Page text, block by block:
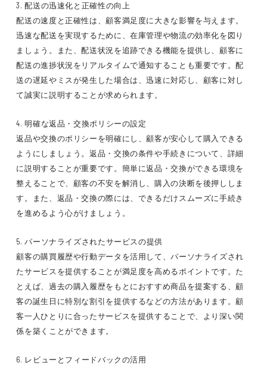
3. 配送の迅速化と正確性の向上
配送の速度と正確性は、顧客満足度に大きな影響を与えます。
迅速な配送を実現するために、在庫管理や物流の効率化を図り
ましょう。また、配送状況を追跡できる機能を提供し、顧客に
配送の進捗状況をリアルタイムで通知することも重要です。配
送の遅延やミスが発生した場合は、迅速に対応し、顧客に対し
て誠実に説明することが求められます。
4. 明確な返品・交換ポリシーの設定
返品や交換のポリシーを明確にし、顧客が安心して購入できる
ようにしましょう。返品・交換の条件や手続きについて、詳細
に説明することが重要です。簡単に返品・交換ができる環境を
整えることで、顧客の不安を解消し、購入の決断を後押ししま
す。また、返品・交換の際には、できるだけスムーズに手続き
を進めるよう心がけましょう。
5. パーソナライズされたサービスの提供
顧客の購買履歴や行動データを活用して、パーソナライズされ
たサービスを提供することが満足度を高めるポイントです。た
とえば、過去の購入履歴をもとにおすすめ商品を提案する、顧
客の誕生日に特別な割引を提供するなどの方法があります。顧
客一人ひとりに合ったサービスを提供することで、より深い関
係を築くことができます。
6. レビューとフィードバックの活用